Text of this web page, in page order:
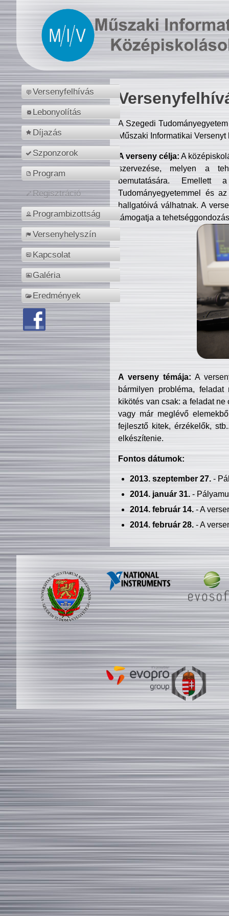
Versenyfelhívás
Lebonyolítás
Díjazás
Szponzorok
Program
Regisztráció
Programbizottság
Versenyhelyszín
Kapcsolat
Galéria
Eredmények
A Szegedi
Műszaki Informatikai
A verseny célja: A
szervezése, melyen a
bemutatására. Emellett
Tudományegyetemmel és
hallgatóivá válhatnak. A
támogatja a
A verseny témája: A
bármilyen probléma, feladat
kikötés van csak: a feladat
vagy már meglévő
fejlesztő kitek, érzékelők,
elkészítenie.
Fontos dátumok:
2013. szeptember 27.-
2014. január 31.-
2014. február 14.- A
2014. február 28.- A